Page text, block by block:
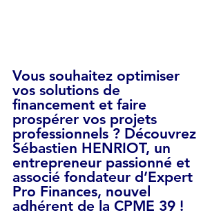
Vous souhaitez optimiser
vos solutions de
financement et faire
prospérer vos projets
professionnels ? Découvrez
Sébastien HENRIOT, un
entrepreneur passionné et
associé fondateur d’Expert
Pro Finances, nouvel
adhérent de la CPME 39 !